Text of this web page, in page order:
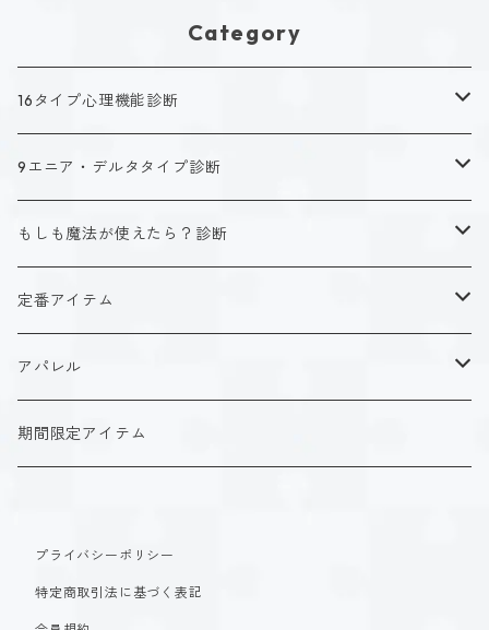
Category
16タイプ心理機能診断
キャラクタータイプ
ISTJ（新田 理央）
ISFJ（花園 明日香）
INFP（夜月 夢乃）
定番アイテム
アクリルストラップ
アクリルスタンド
9エニア・デルタタイプ診断
キャラクタータイプ
タイプ１-正す人
タイプ２-助ける人
ホーリーデザイン
ダークデザイン
定番アイテム
アクリルスタンド
マグカップ
もしも魔法が使えたら？診断
魔法スタイル
生命魔法~Vitality~
自然魔法~Elemental~
創造魔法~Genesis~
αシリーズ
βシリーズ
アクリルストラップ
アクリルスタンド
定番アイテム
アクリルストラップ
アクリルスタンド
アパレル
Tシャツ
パーカー
期間限定アイテム
プライバシーポリシー
特定商取引法に基づく表記